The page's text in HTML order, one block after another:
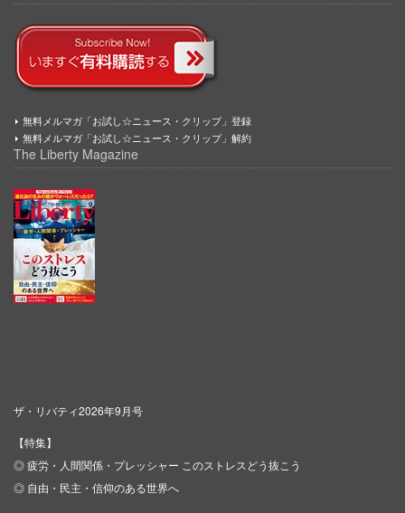
無料メルマガ「お試し☆ニュース・クリップ」登録
無料メルマガ「お試し☆ニュース・クリップ」解約
The Liberty Magazine
ザ・リバティ2026年9月号
【特集】
◎ 疲労・人間関係・プレッシャー このストレスどう抜こう
◎ 自由・民主・信仰のある世界へ